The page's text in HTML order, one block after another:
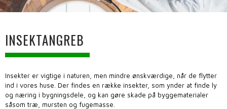
INSEKTANGREB​
Insekter er vigtige i naturen, men mindre ønskværdige, når de flytter
ind i vores huse. Der findes en række insekter, som ynder at finde ly
og næring i bygningsdele, og kan gøre skade på byggematerialer
såsom træ, mursten og fugemasse.